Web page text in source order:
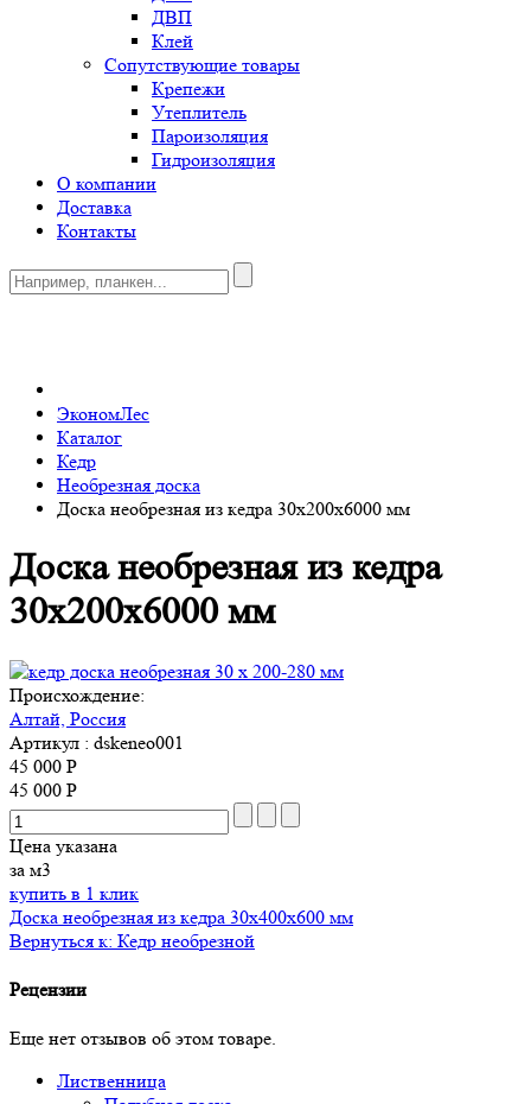
ДВП
Клей
Сопутствующие товары
Крепежи
Утеплитель
Пароизоляция
Гидроизоляция
О компании
Доставка
Контакты
ЭкономЛес
Каталог
Кедр
Необрезная доска
Доска необрезная из кедра 30х200х6000 мм
Доска необрезная из кедра
30х200х6000 мм
Происхождение:
Алтай, Россия
Артикул : dskeneo001
45 000 Р
45 000 Р
Цена указана
за м3
купить в 1 клик
Доска необрезная из кедра 30x400х600 мм
Вернуться к: Кедр необрезной
Рецензии
Еще нет отзывов об этом товаре.
Лиственница